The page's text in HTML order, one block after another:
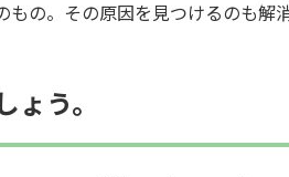
の。その原因を見つけるのも解
う。